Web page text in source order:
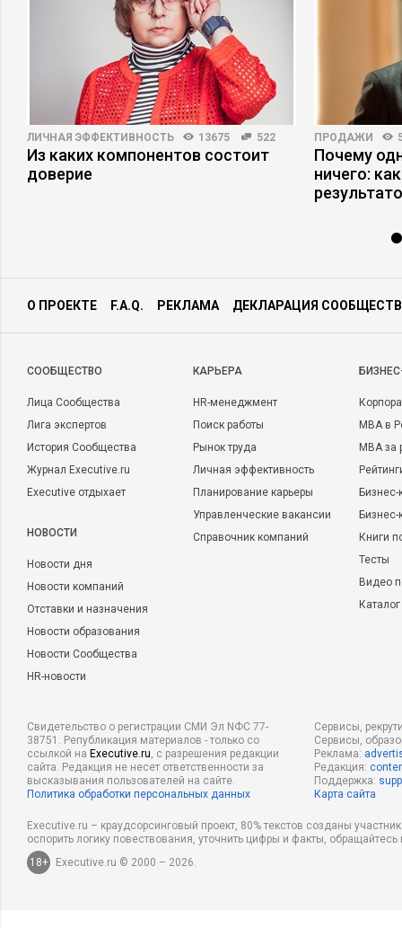
ЛИЧНАЯ ЭФФЕКТИВНОСТЬ 13675 522
Из каких компонентов состоит
доверие
ПРОДАЖИ
Почему
ничего:
О ПРОЕКТЕ F.A.Q. РЕКЛАМА ДЕКЛАРАЦИЯ
CООБЩЕСТВО
Лица Сообщества
Лига экспертов
История Сообщества
Журнал Executive.ru
Executive отдыхает
НОВОСТИ
Новости дня
Новости компаний
Отставки и назначения
Новости образования
Новости Сообщества
HR-новости
КАРЬЕРА
HR-менеджмент
Поиск работы
Рынок труда
Личная эффективность
Планирование карьеры
Управленческие вакансии
Справочник компаний
MBA в
MBA
Бизнес-
Книги
Тесты
Видео
Свидетельство о регистрации СМИ Эл NФС 77-
38751. Републикация материалов - только со
ссылкой на Executive.ru, с разрешения редакции
сайта. Редакция не несет ответственности за
высказывания пользователей на сайте.
Политика обработки персональных данных
Сервисы,
Сервисы,
Реклама:
Редакция:
Поддержка:
Карта сайта
Executive.ru – краудсорсинговый проект, 80% текстов созданы
оспорить логику повествования, уточнить цифры и факты,
18+
Executive.ru © 2000 – 2026.